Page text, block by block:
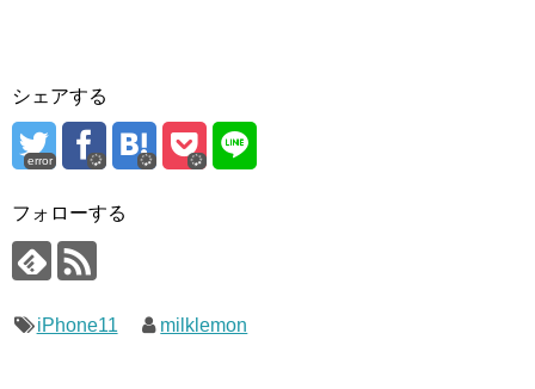
シェアする
error
フォローする
iPhone11 milklemon